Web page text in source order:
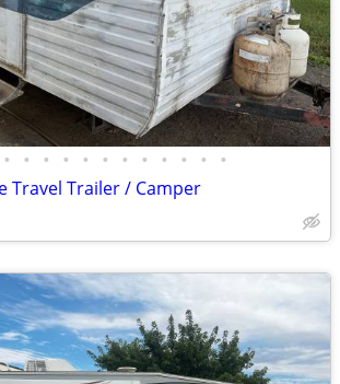
• • • • • • • • • • • •
Travel Trailer / Camper